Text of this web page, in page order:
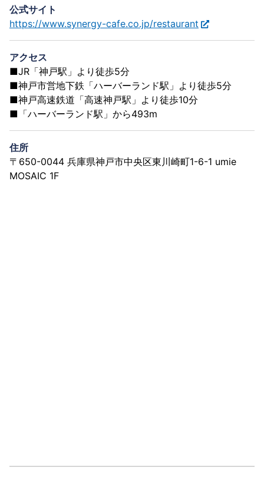
公式サイト
https://www.synergy-cafe.co.jp/restaurant
アクセス
■JR「神戸駅」より徒歩5分
■神戸市営地下鉄「ハーバーランド駅」より徒歩5分
■神戸高速鉄道「高速神戸駅」より徒歩10分
■「ハーバーランド駅」から493m
住所
〒650-0044 兵庫県神戸市中央区東川崎町1-6-1 umie
MOSAIC 1F